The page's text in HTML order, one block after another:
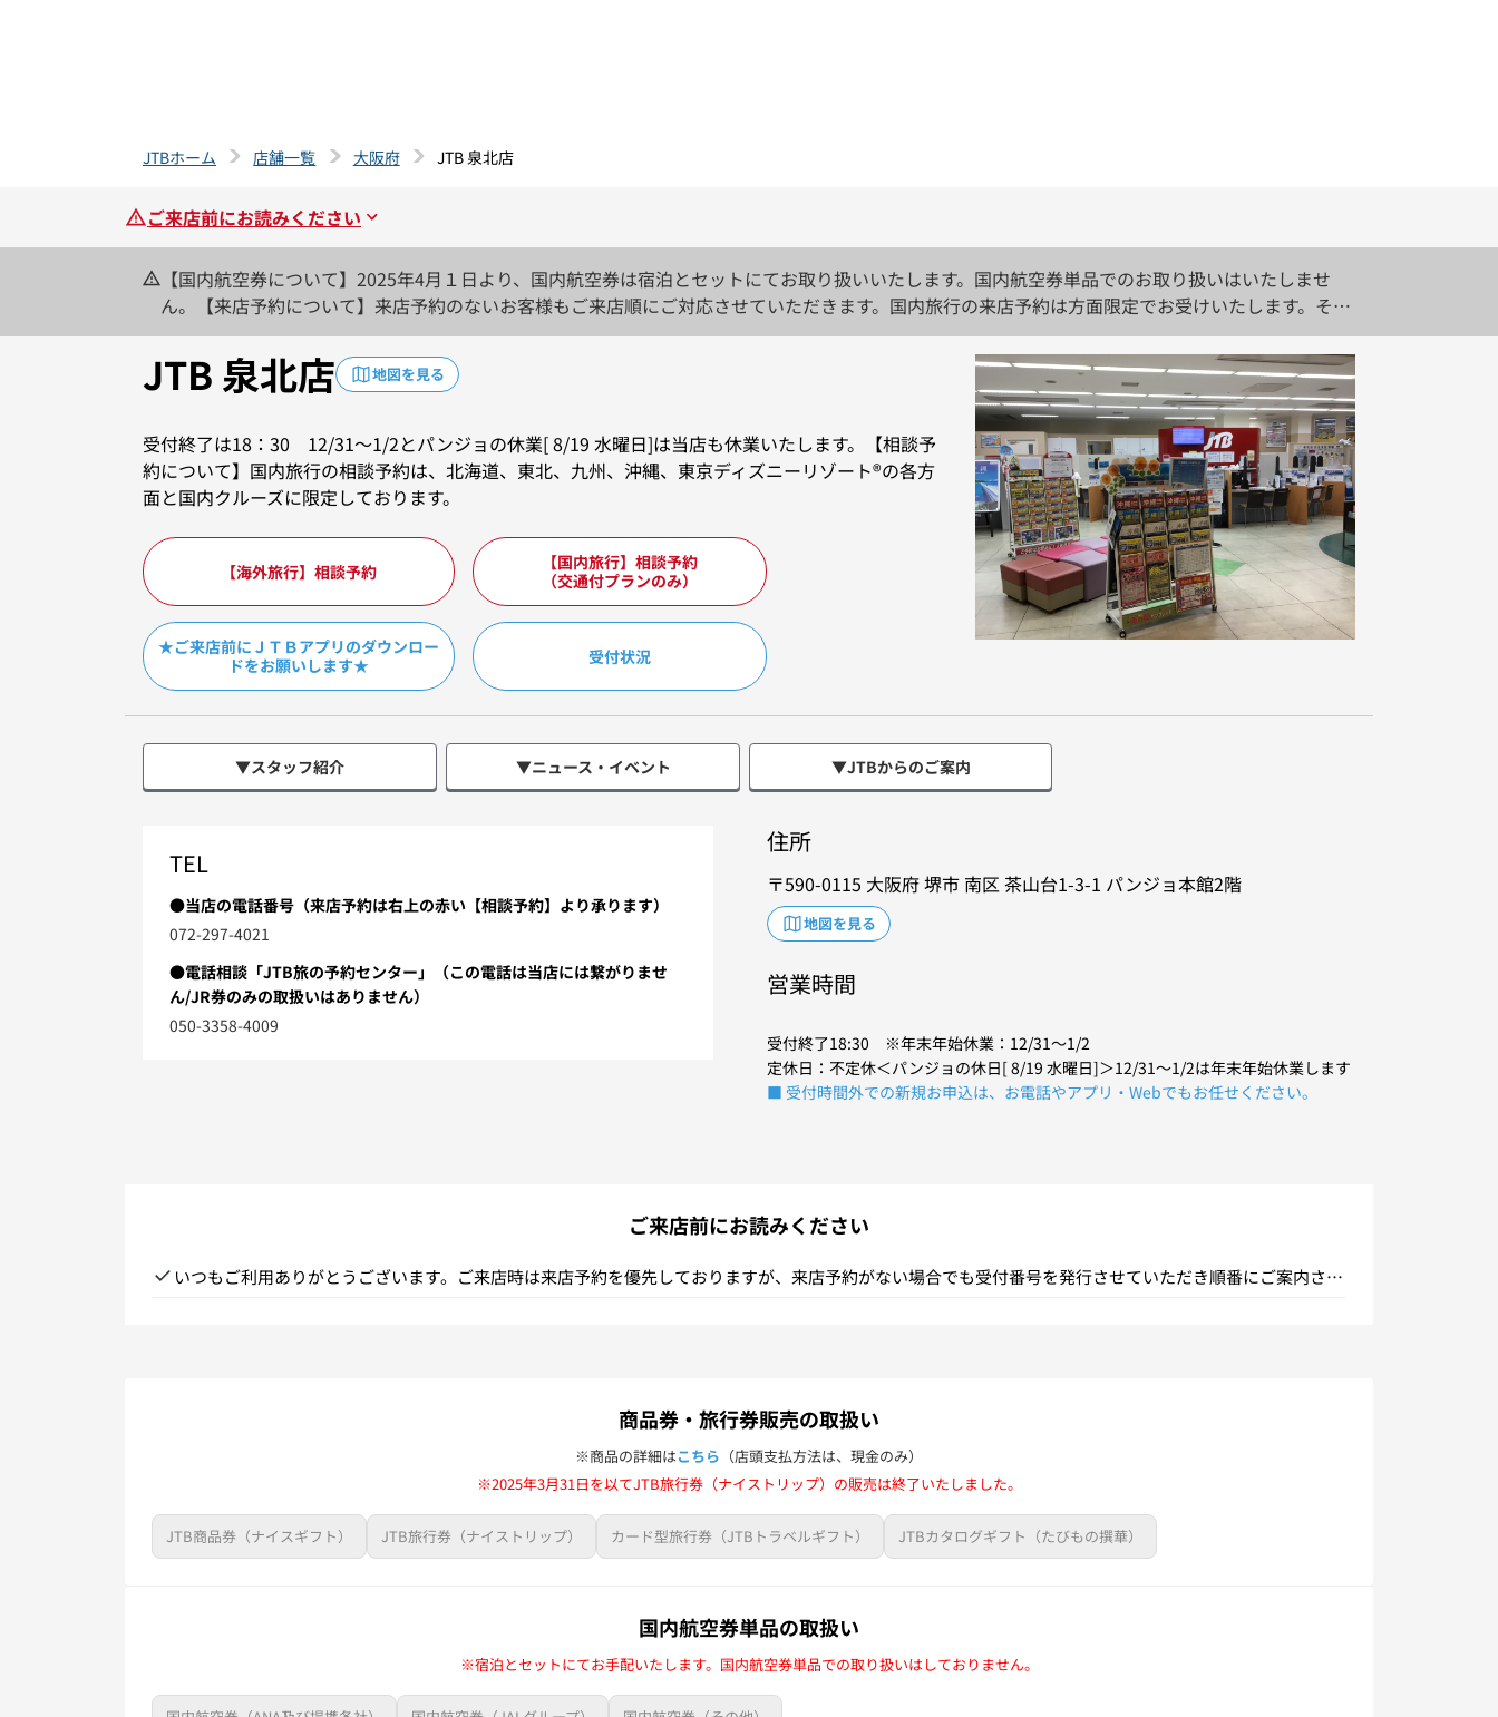
JTBホーム 店舗一覧 大阪府 JTB 泉北店
ご来店前にお読みください
【国内航空券について】2025年4月１日より、国内航空券は宿泊とセットにてお取り扱いいたします。国内航空券単品でのお取り扱いはいたしませ
ん。【来店予約について】来店予約のないお客様もご来店順にご対応させていただきます。国内旅行の来店予約は方面限定でお受けいたします。その
他方面・ご変更ご入金は番号札をお引きいただき、順番にご案内させていただきます。【駐車場無料サービスについて】2025年12月末をもちまし
て、次の商品を駐車場無料サービス対象外とさせていただきます。・宿泊を伴わないご旅行、・ギフト商品類 何卒ご理解賜りますようお願い申し上
げます。店舗ニュースもご覧ください。
JTB 泉北店 地図を見る
受付終了は18：30 12/31～1/2とパンジョの休業[ 8/19 水曜日]は当店も休業いたします。【相談予
約について】国内旅行の相談予約は、北海道、東北、九州、沖縄、東京ディズニーリゾート®の各方
面と国内クルーズに限定しております。
【海外旅行】相談予約
【国内旅行】相談予約
（交通付プランのみ）
★ご来店前にＪＴＢアプリのダウンロー
ドをお願いします★
受付状況
▼スタッフ紹介 ▼ニュース・イベント ▼JTBからのご案内
TEL
●当店の電話番号（来店予約は右上の赤い【相談予約】より承ります）
072-297-4021
●電話相談「JTB旅の予約センター」（この電話は当店には繋がりませ
ん/JR券のみの取扱いはありません）
050-3358-4009
住所
590-0115 大阪府堺市 南区茶山台1-3-1 パンジョ本館2階
地図を見る
営業時間
受付終了18:30 ※年末年始休業：12/31～1/2
定休日：不定休＜パンジョの休日[ 8/19 水曜日]＞12/31～1/2は年末年始休業します
■ 受付時間外での新規お申込は、お電話やアプリ・Webでもお任せください。
ご来店前にお読みください
いつもご利用ありがとうございます。ご来店時は来店予約を優先しておりますが、来店予約がない場合でも受付番号を発行させていただき順番にご案内させ
商品券・旅行券販売の取扱い
※商品の詳細はこちら （店頭支払方法は、現金のみ）
※2025年3月31日を以てJTB旅行券（ナイストリップ）の販売は終了いたしました。
JTB商品券（ナイスギフト） JTB旅行券（ナイストリップ） カード型旅行券（JTBトラベルギフト） JTBカタログギフト（たびもの撰華）
国内航空券単品の取扱い
※宿泊とセットにてお手配いたします。国内航空券単品での取り扱いはしておりません。